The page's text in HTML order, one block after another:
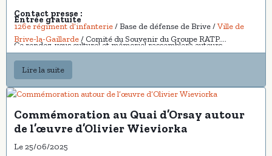
Entrée gratuite
Ce rendez-vous culturel et mémoriel rassemblera auteurs,
militaire, de la défense et de la transmission.
Un concert de la Musique des parachutistes, organisé au profit des
blessés, viendra clôturer la journée du samedi.
Contact presse :
126e régiment d’infanterie/ Base de défense de Brive /Ville de
Brive-la-Gaillarde/ Comité du Souvenir du Groupe RATP.
Lire la suite
Commémoration au Quai d’Orsay autour
de l’œuvre d’Olivier Wieviorka
Le 25/06/2025